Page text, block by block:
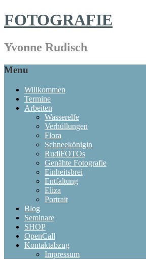
FOTOGRAFIE
Yvonne Rudisch
Menu
Willkommen
Termine
Arbeiten
Wasserelfe
Verhüllungen
Flora
Schneekönigin
RudiFOTOs
Genähte Fotografie
Einheitsbrei
Entfaltung
Eliza
Portrait
Blog
Seminare
SHOP
OpenCall
Kontaktabzug
Impressum